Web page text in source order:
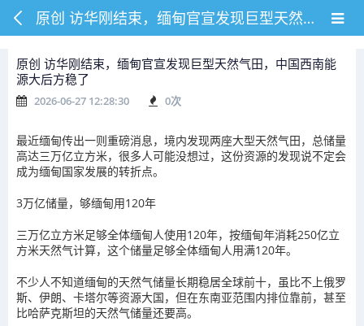
原创 访华刚结束，缅甸官宣发现巨型天然气田，中国西南能源大后方稳了
原创 访华刚结束，缅甸官宣发现巨型天然气田，中国西南能
源大后方稳了
2026-06-27 12:28:30 0次
最近缅甸传出一则重磅消息，境内发现两座大型天然气田，总储量
高达三万亿立方米，很多人可能没想过，这份资源的发现说不定会
成为缅甸国家发展的转折点。
3万亿储量，够缅甸用120年
三万亿立方米足够全体缅甸人使用120年，按缅甸年消耗250亿立
方米天然气计算，这个储量足够全体缅甸人用满120年。
不少人不知道缅甸的天然气储量长期稳居全球前十，虽比不上俄罗
斯、伊朗、卡塔尔等资源大国，但在东南亚范围内排位靠前，甚至
比哈萨克斯坦的天然气储量还要高。